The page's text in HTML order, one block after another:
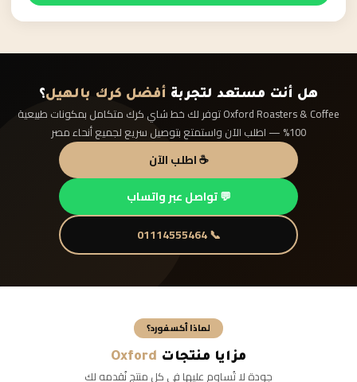
هل أنت مستعد لتجربة أفضل كرك بالهيل؟
Oxford Roasters & Coffee توفر لك خط شاي كرك متكامل بمكونات طبيعية
100% — اطلب الآن واستمتع بتوصيل سريع لجميع أنحاء مصر
☕ اطلب الآن
💬 تواصل عبر واتساب
📞 01114555464
لماذا أكسفورد؟
مزايا منتجات Oxford
جودة لا تُساوم عليها في كل منتج نُقدمه لك